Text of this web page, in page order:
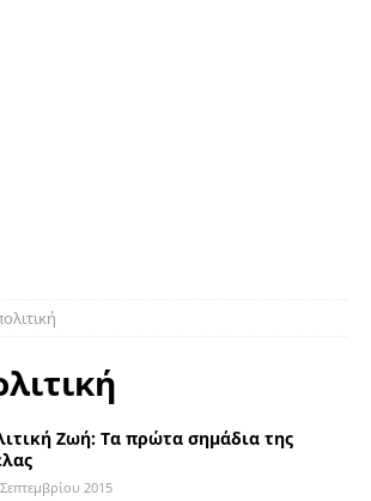
Ζωή: Τα πρώτα σημάδια της
2015